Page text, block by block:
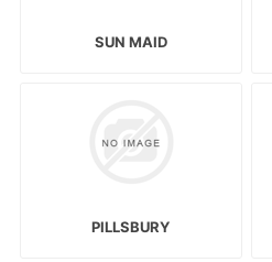
SUN MAID
PILLSBURY